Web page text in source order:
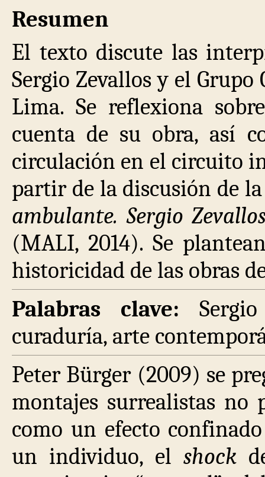
Resumen
El texto discute las
Sergio Zevallos y el
Lima. Se reflexiona
cuenta de su obra, así
circulación en el circuito
partir de la discusión de
ambulante. Sergio
(MALI, 2014). Se
historicidad de las obras
Palabras clave:
curaduría, arte
Peter Bürger (2009) se
montajes surrealistas no
como un efecto
un individuo, el shock